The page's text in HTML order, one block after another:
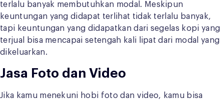
terlalu banyak membutuhkan modal. Meskipun
keuntungan yang didapat terlihat tidak terlalu banyak,
tapi keuntungan yang didapatkan dari segelas kopi yang
terjual bisa mencapai setengah kali lipat dari modal yang
dikeluarkan.
Jasa Foto dan Video
Jika kamu menekuni hobi foto dan video, kamu bisa